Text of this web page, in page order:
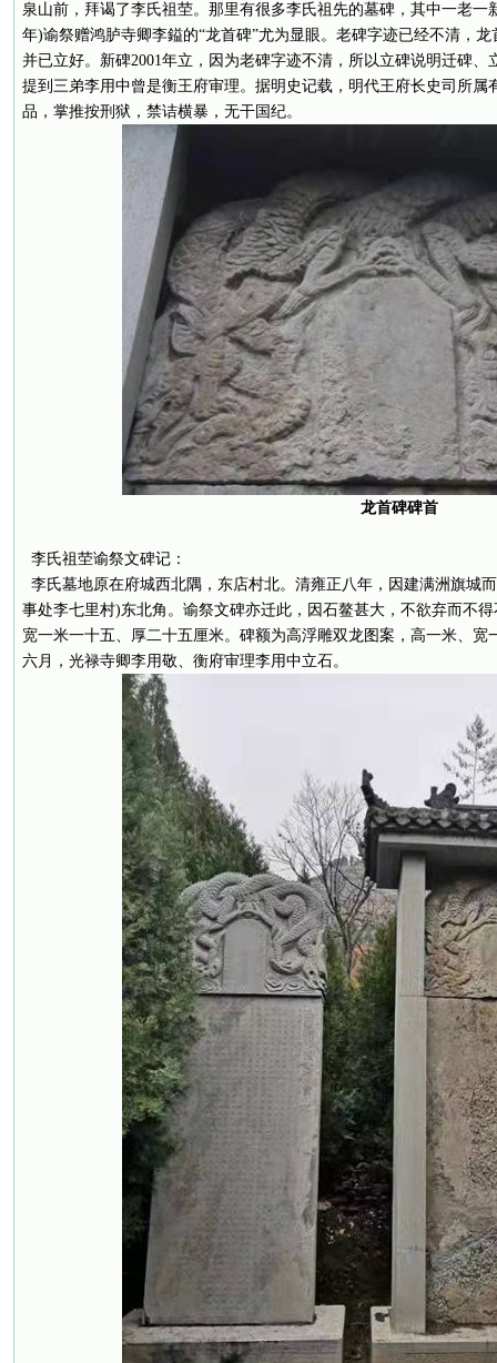
泉山前，拜谒了李氏祖茔。那里有很多李氏祖先的墓碑，其中一老一
年)谕祭赠鸿胪寺卿李鎰的“龙首碑”尤为显眼。老碑字迹已经不清，
并已立好。新碑2001年立，因为老碑字迹不清，所以立碑说明迁碑
提到三弟李用中曾是衡王府审理。据明史记载，明代王府长史司所属
品，掌推按刑狱，禁诘横暴，无干国纪。
龙首碑碑首
李氏祖茔谕祭文碑记：
李氏墓地原在府城西北隅，东店村北。清雍正八年，因建满洲旗城
事处李七里村)东北角。谕祭文碑亦迁此，因石鳌甚大，不欲弃而不
宽一米一十五、厚二十五厘米。碑额为高浮雕双龙图案，高一米、宽
六月，光禄寺卿李用敬、衡府审理李用中立石。